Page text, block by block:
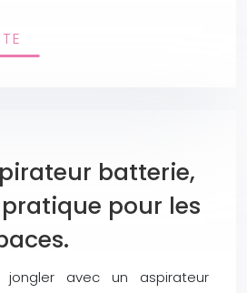
batterie,
pour les
jongler avec un aspirateur